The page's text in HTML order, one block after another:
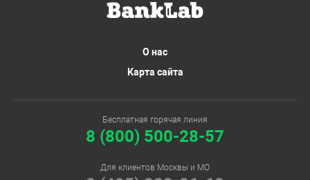
О нас
Карта сайта
Бесплатная горячая линия
8 (800) 500-28-57
Для клиентов Москвы и МО